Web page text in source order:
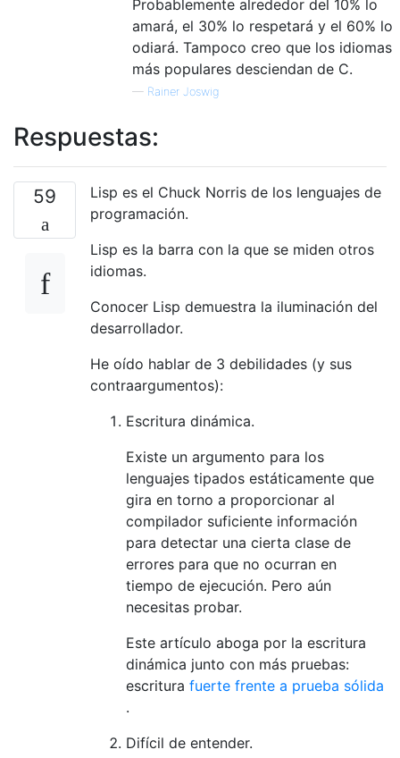
Probablemente alrededor del 10% lo
amará, el 30% lo respetará y el 60% lo
odiará. Tampoco creo que los idiomas
más populares desciendan de C.
— Rainer Joswig
Respuestas:
59
Lisp es el Chuck Norris de los lenguajes de
programación.
Lisp es la barra con la que se miden otros
idiomas.
Conocer Lisp demuestra la iluminación del
desarrollador.
He oído hablar de 3 debilidades (y sus
contraargumentos):
Escritura dinámica.
Existe un argumento para los
lenguajes tipados estáticamente que
gira en torno a proporcionar al
compilador suficiente información
para detectar una cierta clase de
errores para que no ocurran en
tiempo de ejecución. Pero aún
necesitas probar.
Este artículo aboga por la escritura
dinámica junto con más pruebas:
escritura fuerte frente a prueba sólida
.
Difícil de entender.